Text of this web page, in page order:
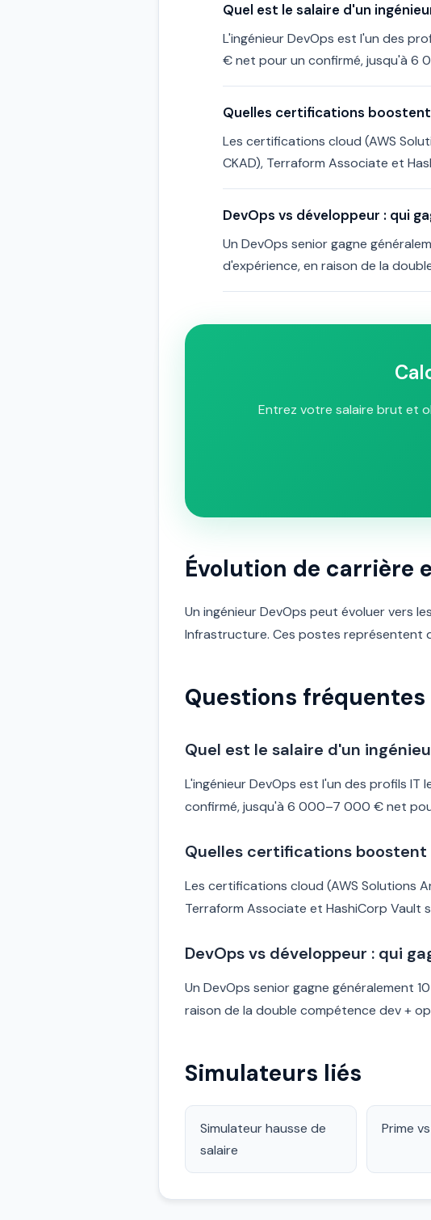
Quel est le salaire d'un
L'ingénieur DevOps est l'un des
€ net pour un confirmé, jusqu'à 6
Quelles certifications boostent
Les certifications cloud (AWS
CKAD), Terraform Associate et
DevOps vs développeur : qui
Un DevOps senior gagne
d'expérience, en raison de la
Entrez votre salaire brut et
Évolution de carrière
Un ingénieur DevOps peut évoluer vers
Infrastructure. Ces postes représentent
Questions fréquentes
Quel est le salaire d'un
L'ingénieur DevOps est l'un des profils
confirmé, jusqu'à 6 000–7 000 € net
Quelles certifications boostent
Les certifications cloud (AWS Solutions
Terraform Associate et HashiCorp Vault
DevOps vs développeur : qui
Un DevOps senior gagne généralement
raison de la double compétence dev +
Simulateurs liés
Simulateur hausse de
salaire
Prime